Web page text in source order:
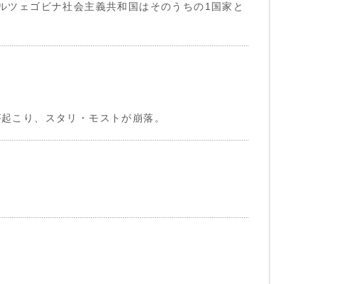
ツェゴビナ社会主義共和国はそのうちの1国家と
こり、スタリ・モストが崩落。